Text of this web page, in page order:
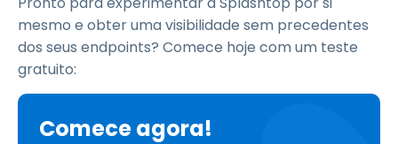
mesmo e obter uma visibilidade sem precedentes
dos seus endpoints? Comece hoje com um teste
gratuito:
Comece agora!